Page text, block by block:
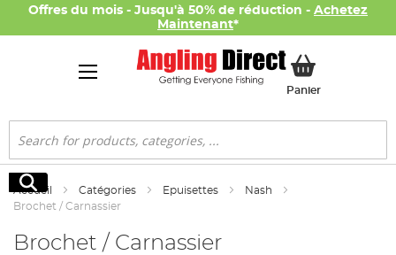
Offres du mois - Jusqu'à 50% de réduction - Achetez
Maintenant*
PanierMon panier
Rechercher
Rechercher
Accueil Catégories Epuisettes
Nash
Brochet / Carnassier
Brochet / Carnassier